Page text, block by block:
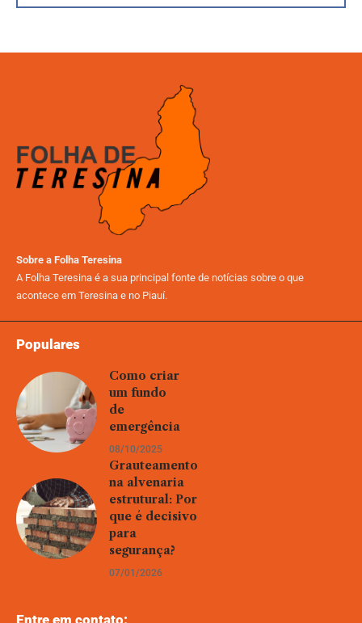
Sobre a Folha Teresina
A Folha Teresina é a sua principal fonte de notícias sobre o que
acontece em Teresina e no Piauí.
Populares
Como criar
um fundo
de
emergência
08/10/2025
Grauteamento
na alvenaria
estrutural: Por
que é decisivo
para
segurança?
07/01/2026
Entre em contato: